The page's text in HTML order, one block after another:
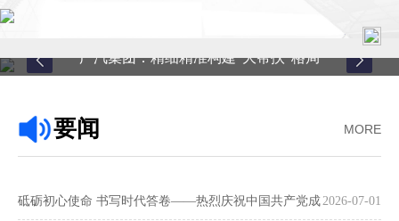
关于中心
广汽集团：精细精准构建“大帮扶”格局
MORE
要闻
2026-07-01
砥砺初心使命 书写时代答卷——热烈庆祝中国共产党成